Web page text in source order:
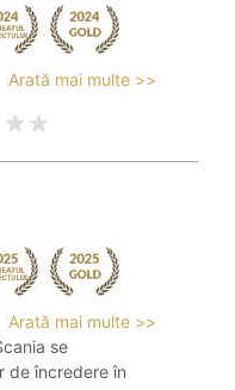
Arată mai multe >>
Arată mai multe >>
se
de încredere în